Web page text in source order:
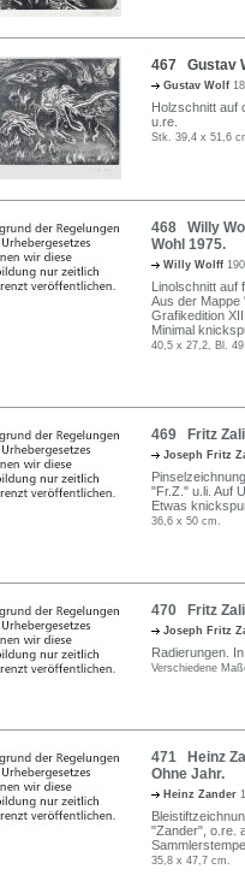
467 Gustav
Gustav Wolf
Holzschnitt auf
u.re.
Stk. 39,4 x 51,6
468 Willy
Wohl 1975.
Willy Wolff
Linolschnitt auf
Aus der Mappe
Grafikedition
Minimal
40,5 x 27,2, Bl.
469 Fritz
Joseph Fritz
"Fr.Z." u.li. Auf
Etwas
36,6 x 50 cm.
470 Fritz
Joseph Fritz
Radierungen.
Verschiedene
471 Heinz
Ohne Jahr.
Heinz Zander
"Zander", o.re.
35,8 x 47,7 cm.